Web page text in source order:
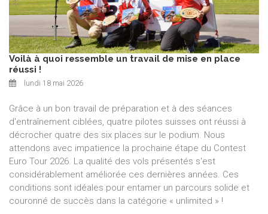
Voilà à quoi ressemble un travail de mise en place
réussi !
lundi 18 mai 2026
Grâce à un bon travail de préparation et à des séances
d'entraînement ciblées, quatre pilotes suisses ont réussi à
décrocher quatre des six places sur le podium. Nous
attendons avec impatience la prochaine étape du Contest
Euro Tour 2026. La qualité des vols présentés s'est
considérablement améliorée ces dernières années. Ces
conditions sont idéales pour entamer un parcours solide et
couronné de succès dans la catégorie « unlimited » !